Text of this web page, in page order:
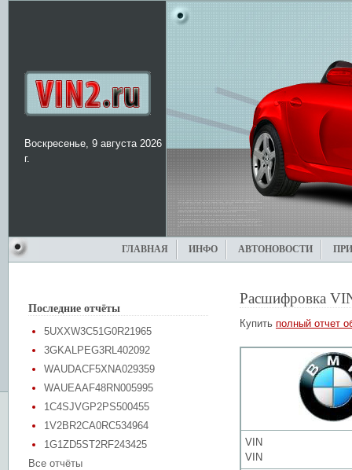
Воскресенье, 9 августа 2026
г.
ГЛАВНАЯ ИНФО АВТОНОВОСТИ
Последние отчёты
5UXXW3C51G0R21965
3GKALPEG3RL402092
WAUDACF5XNA029359
WAUEAAF48RN005995
1C4SJVGP2PS500455
1V2BR2CA0RC534964
1G1ZD5ST2RF243425
Все отчёты
Расшифровка
Купить полный отчет
VIN
VIN